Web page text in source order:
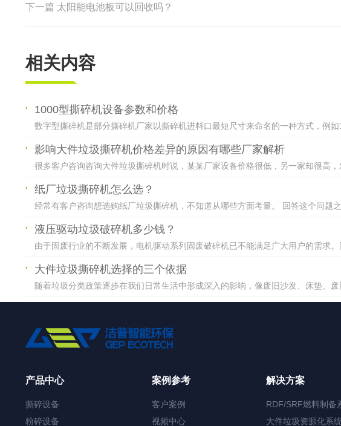
下一篇 太阳能电池板可以回收吗？
相关内容
1000型撕碎机设备参数和价格
数字型撕碎机是部分撕碎机厂家以撕碎机进料口最短尺寸来命名的一种方式，例如
影响大件垃圾撕碎机价格差异的原因有哪些厂家解析
很多客户咨询咨询大件垃圾撕碎机时说，某某厂家设备价格很低，另一家却很高，
纸厂垃圾撕碎机怎么选？
经常有客户咨询想选购纸厂垃圾撕碎机，不知道从哪些方面考量。 回答这个问题
液压驱动垃圾破碎机多少钱？
由于固废行业的不断发展，电机驱动系列固废破碎机已不能满足广大用户的需求。
大件垃圾撕碎机选择的三个依据
随着垃圾分类政策逐步在我们日常生活中形成深入的影响，像废旧沙发、床垫、废
产品中心
撕碎设备
粉碎设备
案例参考
客户案例
视频中心
解决方案
RDF/SRF燃料制备
大件垃圾资源化系统